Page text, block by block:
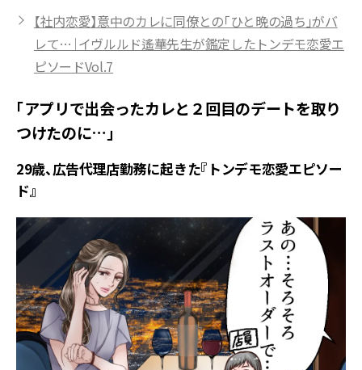
【社内恋愛】意中のカレに同僚との「ひと晩の過ち」がバ
レて…｜イヴルルド遙華先生が鑑定したトンデモ恋愛エ
ピソードVol.7
「アプリで出会ったカレと２回目のデートを取り
つけたのに…」
29歳、広告代理店勤務に起きた『トンデモ恋愛エピソー
ド』